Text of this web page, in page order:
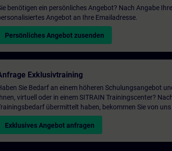
benötigen ein persönliches Angebot? Nach Angabe
Angebot an Ihre Emailadresse.
Persönliches Angebot zusenden
Exklusivtraining
Sie Bedarf an einem höheren Schulungsangebot
virtuell oder in einem SITRAIN Trainingscenter?
übermittelt haben, bekommen Sie von
Exklusives Angebot anfragen